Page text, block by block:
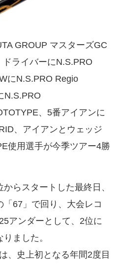
GROUP マスターズGC
ライバーにN.S.PRO
にN.S.PRO Regio
N.S.PRO
、5番アイアンに
、アイアンとウェッジ
使用選手が今季ツアー4勝
らスタートした最終日、
67」で回り、大会レコ
アンダーとして、2位に
ました。
、史上初となる年間2度目